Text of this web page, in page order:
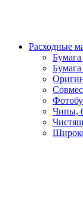
Расходные
Чипы,